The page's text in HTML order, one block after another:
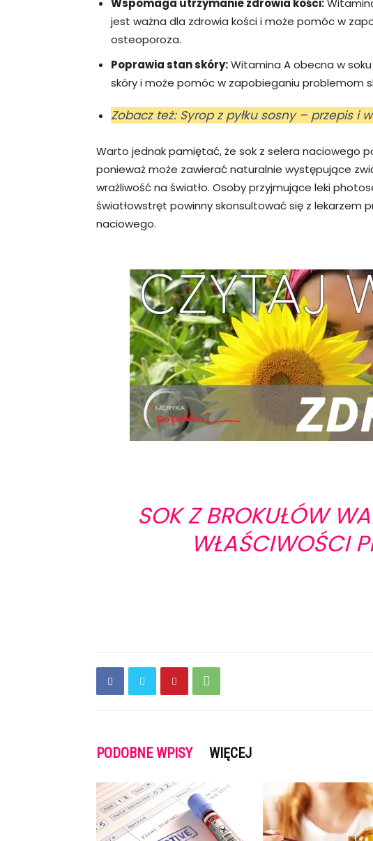
Wspomaga utrzymanie zdrowia kości:
jest ważna dla zdrowia kości i może pomóc w
osteoporoza.
Poprawia stan skóry:Witamina A obecna w
skóry i może pomóc w zapobieganiu problemom
Zobacz też: Syrop z pyłku sosny – przepis i
Warto jednak pamiętać, że sok z selera naciowego
ponieważ może zawierać naturalnie występujące
wrażliwość na światło. Osoby przyjmujące leki
światłowstręt powinny skonsultować się z lekarzem
naciowego.
SOK Z BROKUŁÓW
WŁAŚCIWOŚCI
PODOBNE WPISY WIĘCEJ